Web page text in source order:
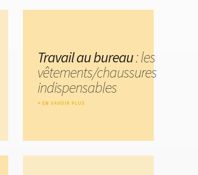
Travail au bureau: les
vêtements/chaussures
indispensables
EN SAVOIR PLUS